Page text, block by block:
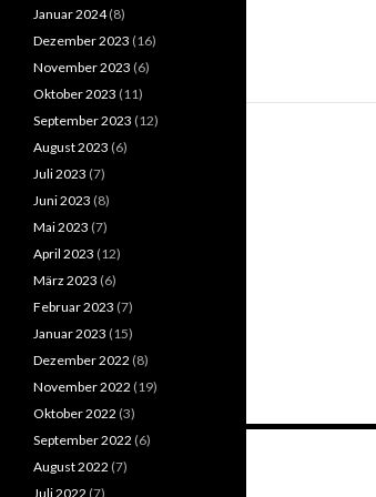
Januar 2024(8)
Dezember 2023 (16)
November 2023 (6)
Oktober 2023 (11)
September 2023 (12)
August 2023 (6)
Juli 2023 (7)
Juni 2023 (8)
Mai 2023 (7)
April 2023 (12)
März 2023 (6)
Februar 2023 (7)
Januar 2023 (15)
Dezember 2022 (8)
November 2022 (19)
Oktober 2022 (3)
September 2022 (6)
August 2022 (7)
Juli 2022 (7)